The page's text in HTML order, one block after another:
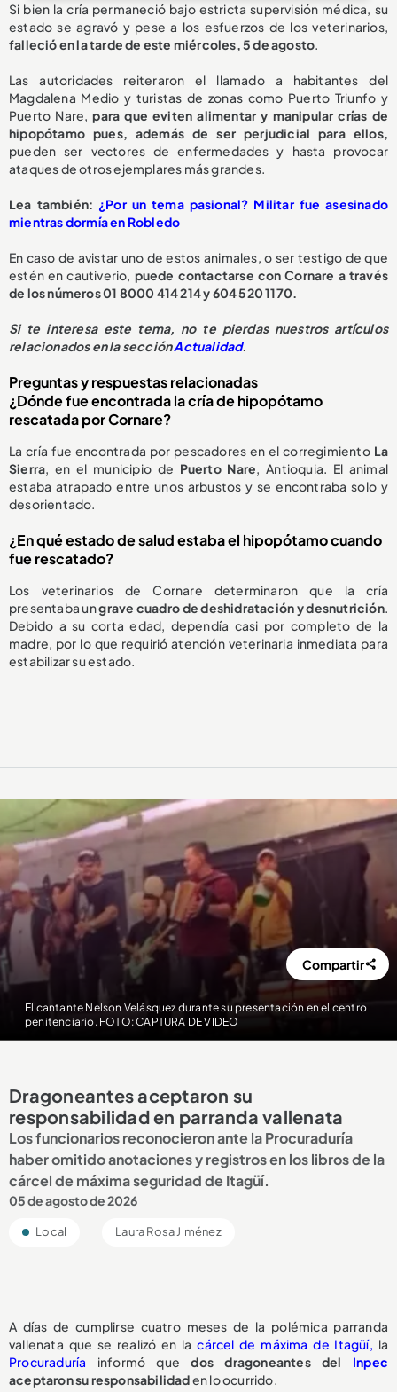
Si bien la cría permaneció bajo estricta supervisión médica, su
estado se agravó y pese a los esfuerzos de los veterinarios,
falleció en la tarde de este miércoles, 5 de agosto.
Las autoridades reiteraron el llamado a habitantes del
Magdalena Medio y turistas de zonas como Puerto Triunfo y
Puerto Nare, para que eviten alimentar y manipular crías de
hipopótamo pues, además de ser perjudicial para ellos,
pueden ser vectores de enfermedades y hasta provocar
ataques de otros ejemplares más grandes.
Lea también: ¿Por un tema pasional? Militar fue asesinado
mientras dormía en Robledo
En caso de avistar uno de estos animales, o ser testigo de que
estén en cautiverio, puede contactarse con Cornare a través
de los números 01 8000 414 214 y 604 520 1170.
Si te interesa este tema, no te pierdas nuestros artículos
relacionados en la secciónActualidad.
Preguntas y respuestas relacionadas
¿Dónde fue encontrada la cría de hipopótamo
rescatada por Cornare?
La cría fue encontrada por pescadores en el corregimiento La
Sierra, en el municipio de Puerto Nare, Antioquia. El animal
estaba atrapado entre unos arbustos y se encontraba solo y
desorientado.
¿En qué estado de salud estaba el hipopótamo cuando
fue rescatado?
Los veterinarios de Cornare determinaron que la cría
presentaba ungrave cuadro de deshidratación y desnutrición.
Debido a su corta edad, dependía casi por completo de la
madre, por lo que requirió atención veterinaria inmediata para
estabilizar su estado.
El cantante Nelson Velásquez durante su presentación en el centro
penitenciario. FOTO: CAPTURA DE VIDEO
Compartir
Dragoneantes aceptaron su
responsabilidad en parranda vallenata
Los funcionarios reconocieron ante la Procuraduría
haber omitido anotaciones y registros en los libros de la
cárcel de máxima seguridad de Itagüí.
05 de agosto de 2026
Local Laura Rosa Jiménez
A días de cumplirse cuatro meses de la polémica parranda
vallenata que se realizó en lacárcel de máxima de Itagüí, la
Procuraduría informó quedos dragoneantes del Inpec
aceptaron su responsabilidaden lo ocurrido.